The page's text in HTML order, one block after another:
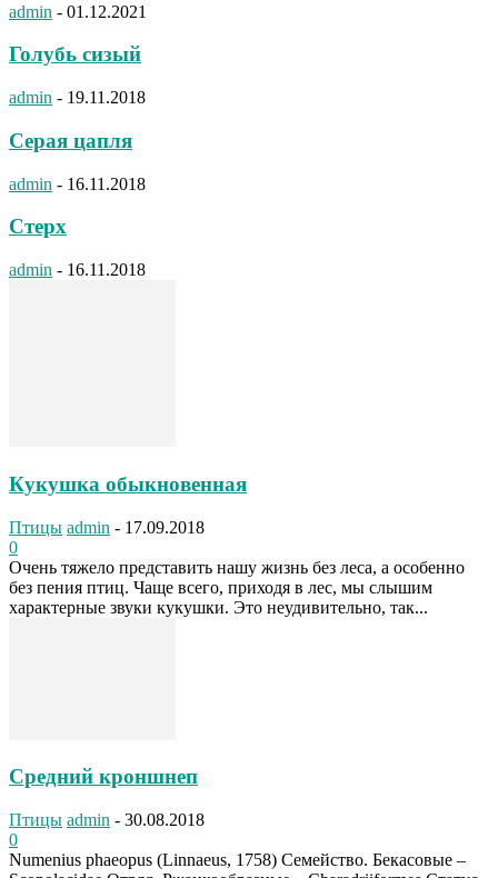
admin - 01.12.2021
Голубь сизый
admin - 19.11.2018
Серая цапля
admin - 16.11.2018
Стерх
admin - 16.11.2018
Кукушка обыкновенная
Птицы admin - 17.09.2018
0
Очень тяжело представить нашу жизнь без леса, а особенно
без пения птиц. Чаще всего, приходя в лес, мы слышим
характерные звуки кукушки. Это неудивительно, так...
Средний кроншнеп
Птицы admin - 30.08.2018
0
Numenius phaeopus (Linnaeus, 1758) Семейство. Бекасовые –